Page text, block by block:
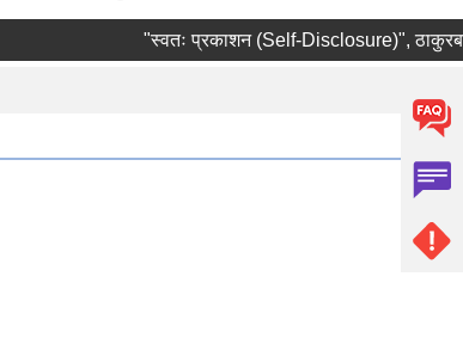
"स्वतः प्रकाशन (Self-Disclosure)",